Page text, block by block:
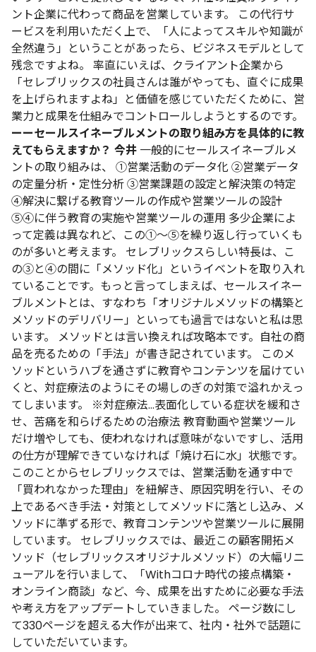
ント企業に代わって商品を営業しています。
この代行サ
ービスを利用いただく上で、「人によってスキルや知識が
全然違う」ということがあったら、ビジネスモデルとして
残念ですよね。
率直にいえば、クライアント企業から
「セレブリックスの社員さんは誰がやっても、直ぐに成果
を上げられますよね」と価値を感じていただくために、営
業力と成果を仕組みでコントロールしようとするのです。
ーーセールスイネーブルメントの取り組み方を具体的に教
えてもらえますか？ 今井 一般的にセールスイネーブルメ
ントの取り組みは、
①営業活動のデータ化 ②営業データ
の定量分析・定性分析③営業課題の設定と解決策の特定
④解決に繋げる教育ツールの作成や営業ツールの設計
⑤④に伴う教育の実施や営業ツールの運用 多少企業によ
って定義は異なれど、この①～⑤を繰り返し行っていくも
のが多いと考えます。
セレブリックスらしい特長は、こ
の③と④の間に「メソッド化」というイベントを取り入れ
ていることです。もっと言ってしまえば、セールスイネー
ブルメントとは、すなわち「オリジナルメソッドの構築と
メソッドのデリバリー」といっても過言ではないと私は思
います。
メソッドとは言い換えれば攻略本です。自社の商
品を売るための「手法」が書き記されています。
このメ
ソッドというハブを通さずに教育やコンテンツを届けてい
くと、対症療法のようにその場しのぎの対策で溢れかえっ
てしまいます。
※対症療法…表面化している症状を緩和さ
せ、苦痛を和らげるための治療法 教育動画や営業ツール
だけ増やしても、使われなければ意味がないですし、活用
の仕方が理解できていなければ「焼け石に水」状態です。
このことからセレブリックスでは、営業活動を通す中で
「買われなかった理由」を紐解き、原因究明を行い、その
上であるべき手法・対策としてメソッドに落とし込み、メ
ソッドに準ずる形で、教育コンテンツや営業ツールに展開
しています。
セレブリックスでは、最近この顧客開拓メ
ソッド（セレブリックスオリジナルメソッド）の大幅リニ
ューアルを行いまして、「Withコロナ時代の接点構築・
オンライン商談」など、今、成果を出すために必要な手法
や考え方をアップデートしていきました。
ページ数にし
て330ページを超える大作が出来て、社内・社外で話題に
していただいています。